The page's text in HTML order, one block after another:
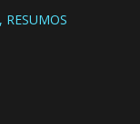
RESUMOS